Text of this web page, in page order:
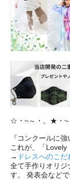
☆・~～・。★・
『コンクールに
これが、「
→ ドレスへのこ
全て手作りオリジ
す。 発表会など